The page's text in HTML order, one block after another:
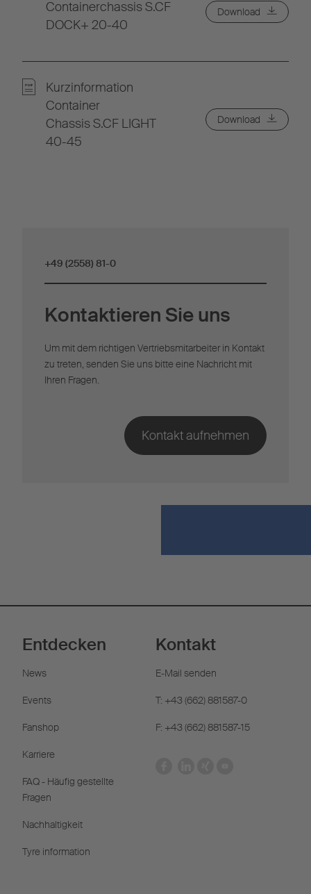
Containerchassis S.CF
DOCK+ 20-40
Download
Kurzinformation
Container
Chassis S.CF LIGHT
40-45
Download
+49 (2558) 81-0
Kontaktieren Sie uns
Um mit dem richtigen Vertriebsmitarbeiter in Kontakt
zu treten, senden Sie uns bitte eine Nachricht mit
Ihren Fragen.
Entdecken
News
Events
Fanshop
Karriere
FAQ - Häufig gestellte
Fragen
Nachhaltigkeit
Tyre information
Kontakt
E-Mail senden
T: +43 (662) 881587-0
F: +43 (662) 881587-15